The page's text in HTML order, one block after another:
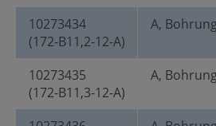
10273434
(172-B11,2-12-A)
A,
10273435
(172-B11,3-12-A)
A,